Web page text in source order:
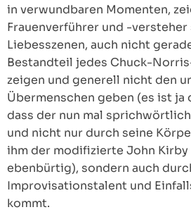
in verwundbaren Momenten,
Frauenverführer und -
Liebesszenen, auch nicht
Bestandteil jedes Chuck-
zeigen und generell nicht den
Übermenschen geben (es ist ja
dass der nun mal
und nicht nur durch seine
ihm der modifizierte John
ebenbürtig), sondern auch
Improvisationstalent und
kommt.